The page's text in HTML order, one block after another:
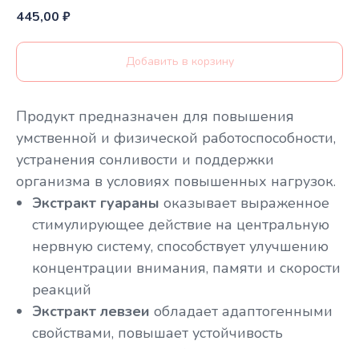
445,00 ₽
Добавить в корзину
Продукт предназначен для повышения
умственной и физической работоспособности,
устранения сонливости и поддержки
организма в условиях повышенных нагрузок.
Экстракт гуараны оказывает выраженное
стимулирующее действие на центральную
нервную систему, способствует улучшению
концентрации внимания, памяти и скорости
реакций
Экстракт левзеи обладает адаптогенными
свойствами, повышает устойчивость